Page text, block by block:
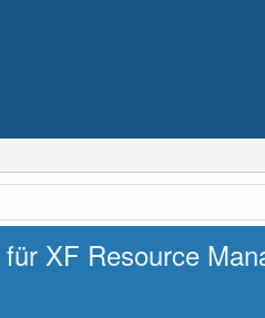
XF Resource